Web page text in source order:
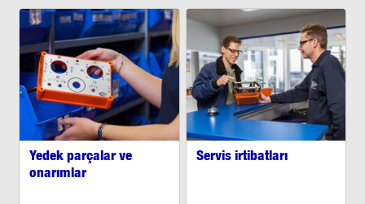
Yedek parçalar ve
onarımlar
Servis irtibatları